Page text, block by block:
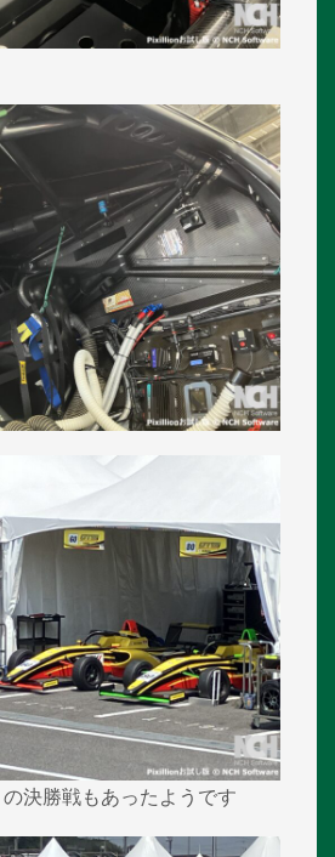
決勝戦もあったようです